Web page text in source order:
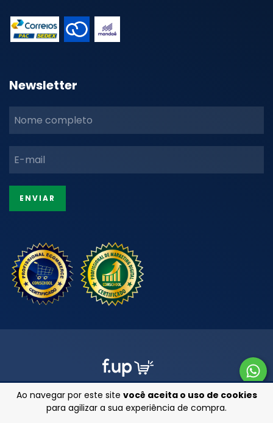
Ao navegar por este site você aceita o uso de cookies
para agilizar a sua experiência de compra.
Newsletter